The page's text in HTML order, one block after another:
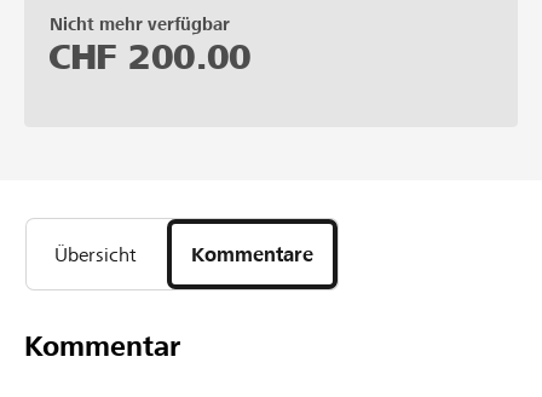
Nicht mehr verfügbar
CHF 200.00
Übersicht Kommentare
Kommentar